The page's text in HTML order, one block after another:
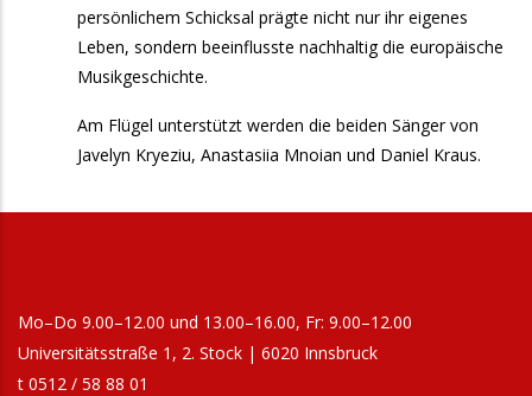
persönlichem Schicksal prägte nicht nur ihr eigenes
Leben, sondern beeinflusste nachhaltig die europäische
Musikgeschichte.
Am Flügel unterstützt werden die beiden Sänger von
Javelyn Kryeziu, Anastasiia Mnoian und Daniel Kraus.
Mo–Do 9.00–12.00 und 13.00–16.00, Fr: 9.00–12.00
Universitätsstraße 1, 2. Stock | 6020 Innsbruck
t 0512 / 58 88 01